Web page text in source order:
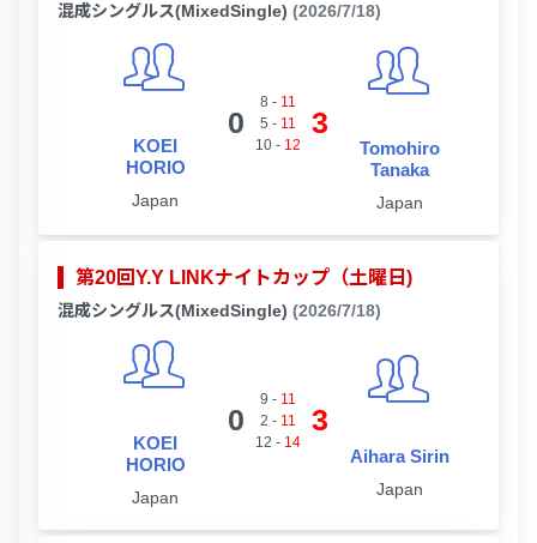
混成シングルス(MixedSingle) (2026/7/18)
KOEI
HORIO
Japan
0
8 - 11
5 - 11
10- 12
3
Tomohiro
Tanaka
Japan
第20回Y.Y LINKナイトカップ（土曜日)
混成シングルス(MixedSingle) (2026/7/18)
KOEI
HORIO
Japan
0
9 - 11
2 - 11
12 - 14
3
Aihara Sirin
Japan